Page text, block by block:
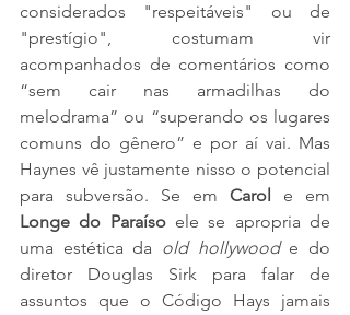
considerados "respeitáveis" ou de
"prestígio", costumam vir
acompanhados de comentários como
“sem cair nas armadilhas do
melodrama” ou “superando os lugares
comuns do gênero” e por aí vai. Mas
Haynes vê justamente nisso o potencial
para subversão. Se em Carol
Longe do Paraíso ele se apropria de
uma estética da old hollywood e do
diretor Douglas Sirk para falar de
assuntos que o Código Hays jamais